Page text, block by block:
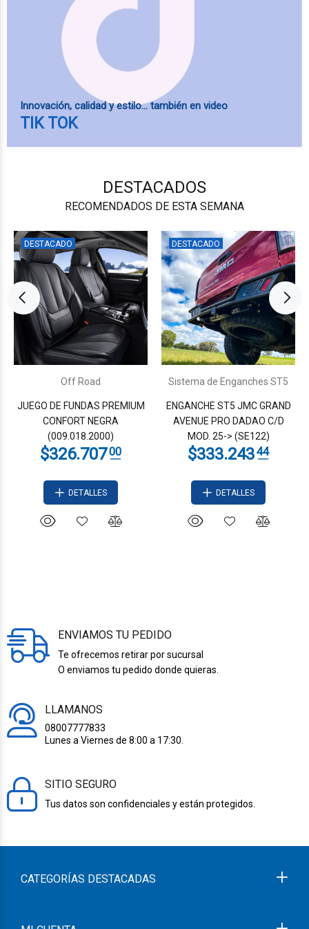
Innovación, calidad y estilo… también en video
TIK TOK
DESTACADOS
RECOMENDADOS DE ESTA SEMANA
DESTACADO
Off Road
JUEGO DE FUNDAS PREMIUM
CONFORT NEGRA
(009.018.2000)
DETALLES
DESTACADO
Sistema de Enganches ST5
ENGANCHE ST5 JMC GRAND
AVENUE PRO DADAO C/D
MOD. 25-> (SE122)
DETALLES
ENVIAMOS TU PEDIDO
Te ofrecemos retirar por sucursal
O enviamos tu pedido donde quieras.
LLAMANOS
08007777833
Lunes a Viernes de 8:00 a 17:30.
SITIO SEGURO
Tus datos son confidenciales y están protegidos.
CATEGORÍAS DESTACADAS